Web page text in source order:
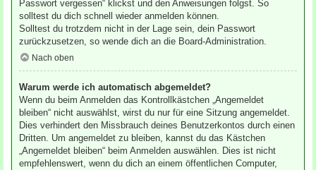
Passwort vergessen“ klickst und den Anweisungen folgst. So
solltest du dich schnell wieder anmelden können.
Solltest du trotzdem nicht in der Lage sein, dein Passwort
zurückzusetzen, so wende dich an die Board-Administration.
Nach oben
Warum werde ich automatisch abgemeldet?
Wenn du beim Anmelden das Kontrollkästchen „Angemeldet
bleiben“ nicht auswählst, wirst du nur für eine Sitzung angemeldet.
Dies verhindert den Missbrauch deines Benutzerkontos durch einen
Dritten. Um angemeldet zu bleiben, kannst du das Kästchen
„Angemeldet bleiben“ beim Anmelden auswählen. Dies ist nicht
empfehlenswert, wenn du dich an einem öffentlichen Computer,